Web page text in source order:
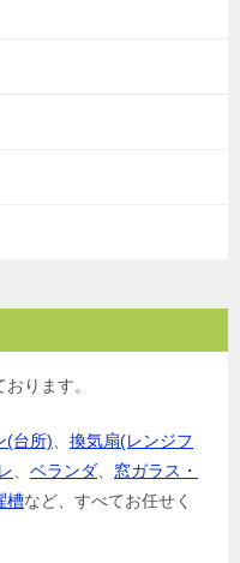
ります。
(台所)
換気扇(レンジフ
ベランダ
窓ガラス・
槽など、すべてお任せく